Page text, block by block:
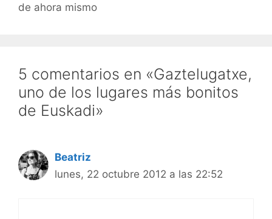
de ahora mismo
5 comentarios en «Gaztelugatxe,
uno de los lugares más bonitos
de Euskadi»
Beatriz
lunes, 22 octubre 2012 a las 22:52